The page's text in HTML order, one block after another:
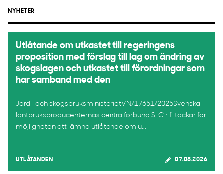
NYHETER
Utlåtande om utkastet till regeringens
proposition med förslag till lag om ändring av
skogslagen och utkastet till förordningar som
har samband med den
Jord- och skogsbruksministerietVN/17651/2025Svenska
lantbruksproducenternas centralförbund SLC r.f. tackar för
möjligheten att lämna utlåtande om u...
UTLÅTANDEN 07.08.2026